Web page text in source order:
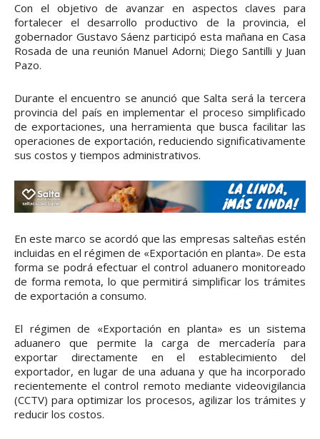
Con el objetivo de avanzar en aspectos claves para
fortalecer el desarrollo productivo de la provincia, el
gobernador Gustavo Sáenz participó esta mañana en Casa
Rosada de una reunión Manuel Adorni; Diego Santilli y Juan
Pazo.
Durante el encuentro se anunció que Salta será la tercera
provincia del país en implementar el proceso simplificado
de exportaciones, una herramienta que busca facilitar las
operaciones de exportación, reduciendo significativamente
sus costos y tiempos administrativos.
En este marco se acordó que las empresas salteñas estén
incluidas en el régimen de «Exportación en planta». De esta
forma se podrá efectuar el control aduanero monitoreado
de forma remota, lo que permitirá simplificar los trámites
de exportación a consumo.
El régimen de «Exportación en planta» es un sistema
aduanero que permite la carga de mercadería para
exportar directamente en el establecimiento del
exportador, en lugar de una aduana y que ha incorporado
recientemente el control remoto mediante videovigilancia
(CCTV) para optimizar los procesos, agilizar los trámites y
reducir los costos.